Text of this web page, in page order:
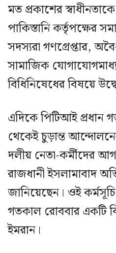
মত প্রকাশের
পাকিস্তানি কর্তৃপক্ষের
সদস্যরা গণগ্রেপ্তার,
সামাজিক
বিধিনিষেধের বিষয়ে
এদিকে পিটিআই প্রধান
থেকেই চুড়ান্ত
দলীয় নেতা-কর্মীদের
রাজধানী ইসলামাবাদ
জানিয়েছেন। ওই
গতকাল রোববার একটি
ইমরান।